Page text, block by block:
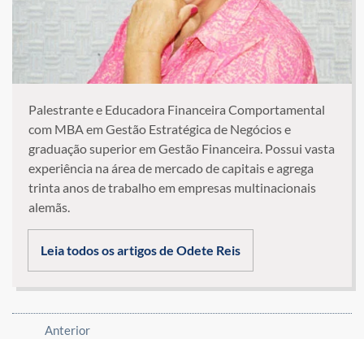
Palestrante e Educadora Financeira Comportamental
com MBA em Gestão Estratégica de Negócios e
graduação superior em Gestão Financeira. Possui vasta
experiência na área de mercado de capitais e agrega
trinta anos de trabalho em empresas multinacionais
alemãs.
Leia todos os artigos de Odete Reis
Anterior